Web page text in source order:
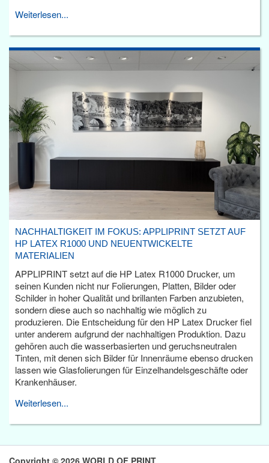
Weiterlesen...
NACHHALTIGKEIT IM FOKUS: APPLIPRINT SETZT AUF
HP LATEX R1000 UND NEUENTWICKELTE
MATERIALIEN
APPLIPRINT setzt auf die HP Latex R1000 Drucker, um
seinen Kunden nicht nur Folierungen, Platten, Bilder oder
Schilder in hoher Qualität und brillanten Farben anzubieten,
sondern diese auch so nachhaltig wie möglich zu
produzieren. Die Entscheidung für den HP Latex Drucker fiel
unter anderem aufgrund der nachhaltigen Produktion. Dazu
gehören auch die wasserbasierten und geruchsneutralen
Tinten, mit denen sich Bilder für Innenräume ebenso drucken
lassen wie Glasfolierungen für Einzelhandelsgeschäfte oder
Krankenhäuser.
Weiterlesen...